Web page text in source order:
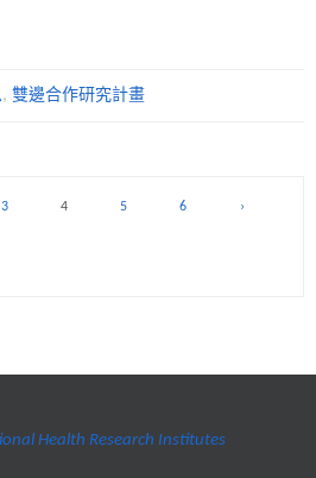
, 雙邊合作研究計畫
3 4 5 6 ›
Health Research Institutes